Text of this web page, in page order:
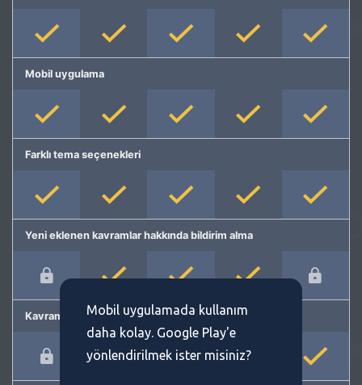
Mobil uygulama
Farklı tema seçenekleri
Yeni eklenen kavramlar hakkında bildirim alma
Kavram önermeMobil uygulamada kullanım
daha kolay. Google Play'e
yönlendirilmek ister misiniz?